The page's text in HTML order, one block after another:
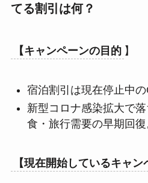
てる割引は何？
【キャンペーンの目的 】
宿泊割引は現在停止中の
新型コロナ感染拡大で
食・旅行需要の早期回復
【現在開始しているキャ